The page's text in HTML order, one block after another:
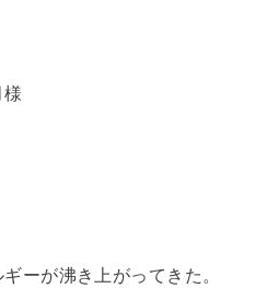
ーが沸き上がってきた。